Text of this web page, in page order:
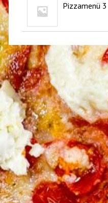
Pizzamenü 3